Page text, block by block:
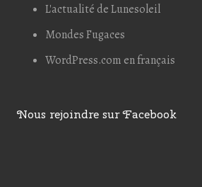
L'actualité de Lunesoleil
Mondes Fugaces
WordPress.com en français
Nous rejoindre sur Facebook